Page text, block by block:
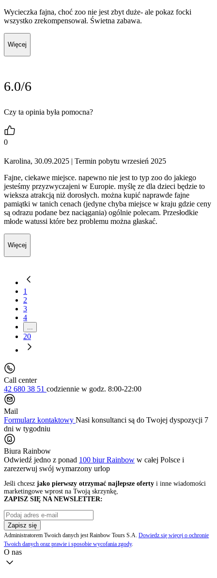
Wycieczka fajna, choć zoo nie jest zbyt duże- ale pokaz focki
wszystko zrekompensował. Świetna zabawa.
Więcej
6.0/6
Czy ta opinia była pomocna?
0
Karolina, 30.09.2025 | Termin pobytu wrzesień 2025
Fajne, ciekawe miejsce. napewno nie jest to typ zoo do jakiego
jesteśmy przyzwyczajeni w Europie. myślę ze dla dzieci będzie to
wieksza atrakcją niż dorosłych. można kupić naprawde fajne
pamiątki w tanich cenach (jedyne chyba miejsce w kraju gdzie ceny
są odrazu podane bez naciągania) ogólnie polecam. Przesłodkie
młode watussi które bez problemu można głaskać.
Więcej
1
2
3
4
20
Call center
42 680 38 51 codziennie w godz. 8:00-22:00
Mail
Formularz kontaktowy Nasi konsultanci są do Twojej dyspozycji 7
dni w tygodniu
Biura Rainbow
Odwiedź jedno z ponad 100 biur Rainbow w całej Polsce i
zarezerwuj swój wymarzony urlop
Jeśli chcesz jako pierwszy otrzymać najlepsze oferty i inne wiadomości
marketingowe wprost na Twoją skrzynkę,
ZAPISZ SIĘ NA NEWSLETTER:
Zapisz się
Administratorem Twoich danych jest Rainbow Tours S.A. Dowiedz się więcej o ochronie
Twoich danych oraz prawie i sposobie wycofania zgody.
O nas